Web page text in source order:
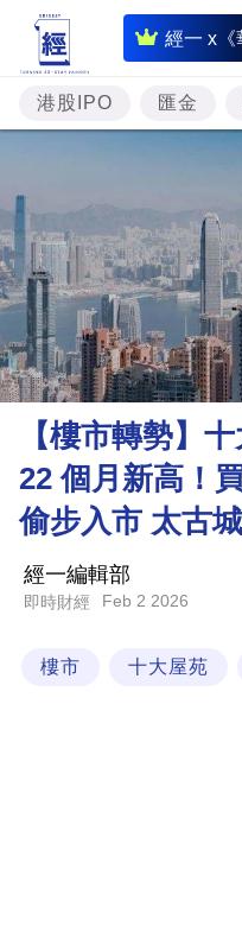
經一 x《
即
時
財
經
投
資
樓
市
理
財
商
業
技
場
港股IPO 匯金
【樓市轉勢】
22 個月新高！
偷步入市 太古
經一編輯部
即時財經 Feb 2 2026
樓市 十大屋苑